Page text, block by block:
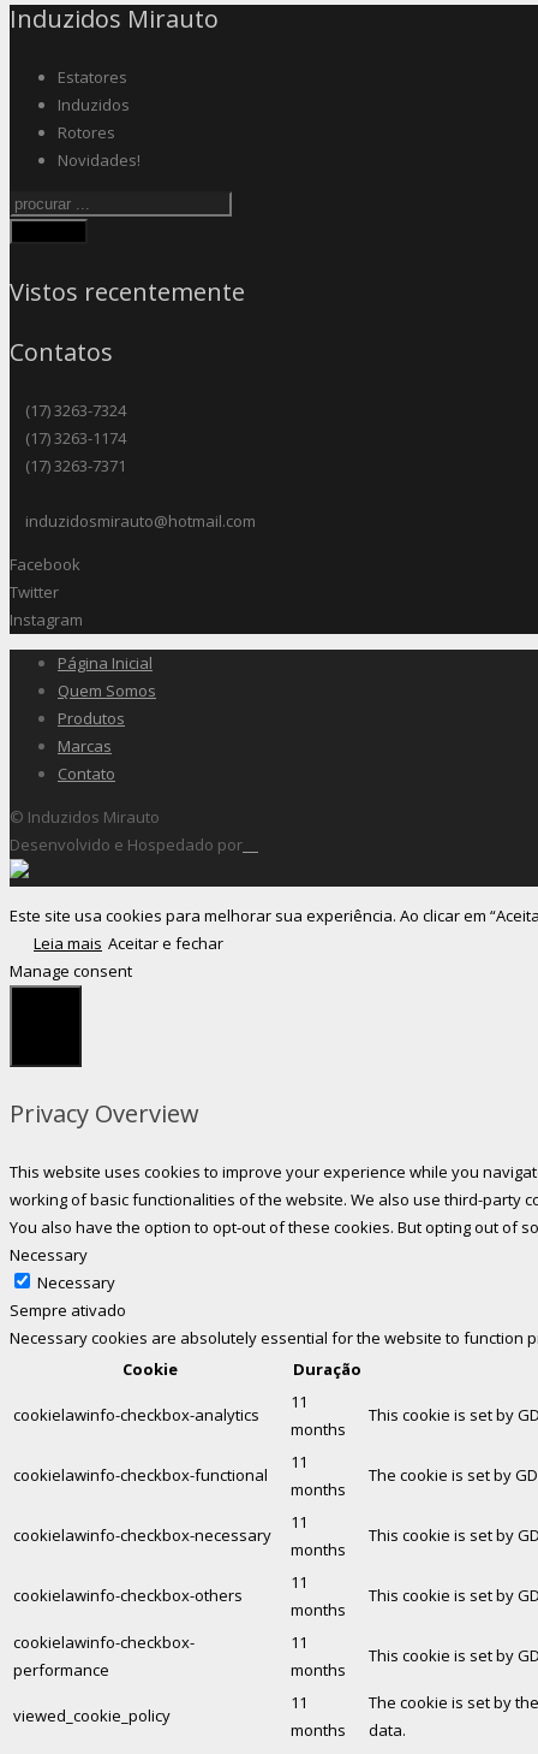
Induzidos Mirauto
Estatores
Induzidos
Rotores
Novidades!
Vistos recentemente
Contatos
(17) 3263-7324
(17) 3263-1174
(17) 3263-7371
induzidosmirauto@hotmail.com
Facebook
Twitter
Instagram
Página Inicial
Quem Somos
Produtos
Marcas
Contato
© Induzidos Mirauto
Desenvolvido e Hospedado por
Este site usa cookies para melhorar sua experiência. Ao clicar em
Leia mais Aceitar e fechar
Manage consent
Privacy Overview
This website uses cookies to improve your experience while you
working of basic functionalities of the website. We also use third-party
You also have the option to opt-out of these cookies. But opting out of
Necessary
Necessary
Sempre ativado
Necessary cookies are absolutely essential for the website to
Cookie
Duração
cookielawinfo-checkbox-analytics
11
months
This cookie is set by
cookielawinfo-checkbox-functional
11
months
The cookie is set by
cookielawinfo-checkbox-necessary
11
months
This cookie is set by
cookielawinfo-checkbox-others
11
months
This cookie is set by
cookielawinfo-checkbox-
performance
11
months
This cookie is set by
viewed_cookie_policy
11
months
The cookie is set by
data.